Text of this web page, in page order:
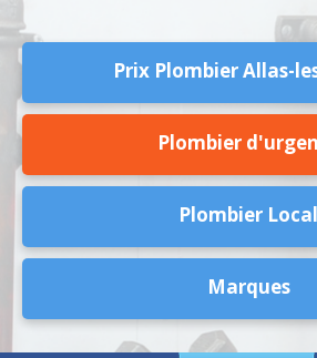
Prix Plombier Allas-
Plombier
Plombier Local
Marques